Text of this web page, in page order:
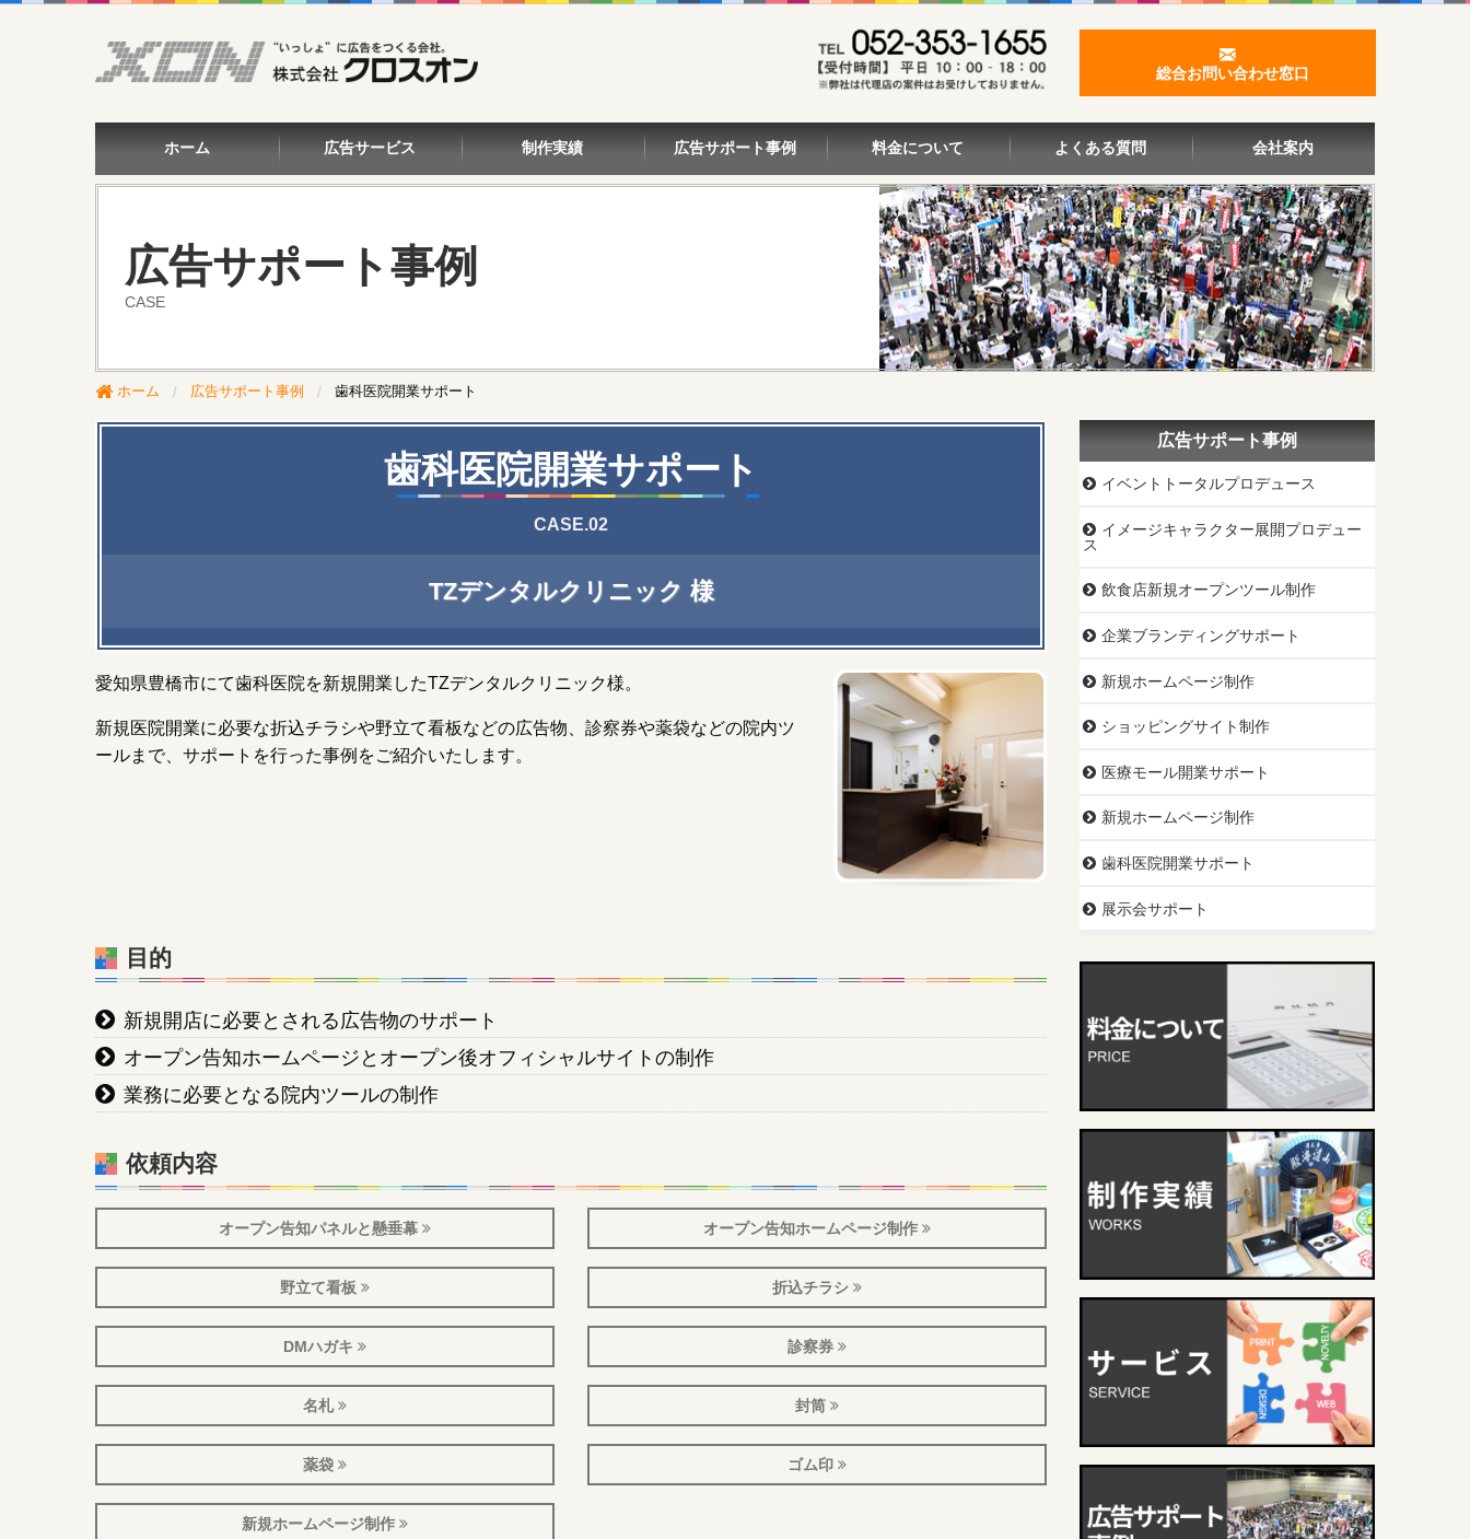
総合お問い合わせ窓口
ホーム 広告サービス 制作実績 広告サポート事例 料金について よくある質問 会社案内
広告サポート事例
CASE
ホーム 広告サポート事例 歯科医院開業サポート
歯科医院開業サポート
CASE.02
TZデンタルクリニック 様
愛知県豊橋市にて歯科医院を新規開業したTZデンタルクリニック様。
新規医院開業に必要な折込チラシや野立て看板などの広告物、診察券や薬袋などの院内ツ
ールまで、サポートを行った事例をご紹介いたします。
目的
新規開店に必要とされる広告物のサポート
オープン告知ホームページとオープン後オフィシャルサイトの制作
業務に必要となる院内ツールの制作
依頼内容
オープン告知パネルと懸垂幕 オープン告知ホームページ制作
野立て看板 折込チラシ
DMハガキ 診察券
名札 封筒
薬袋 ゴム印
新規ホームページ制作
広告サポート事例
イベントトータルプロデュース
イメージキャラクター展開プロデュー
ス
飲食店新規オープンツール制作
企業ブランディングサポート
新規ホームページ制作
ショッピングサイト制作
医療モール開業サポート
新規ホームページ制作
歯科医院開業サポート
展示会サポート